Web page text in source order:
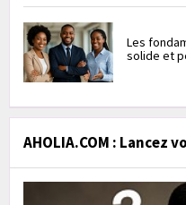
Les
solide et
AHOLIA.COM : Lancez